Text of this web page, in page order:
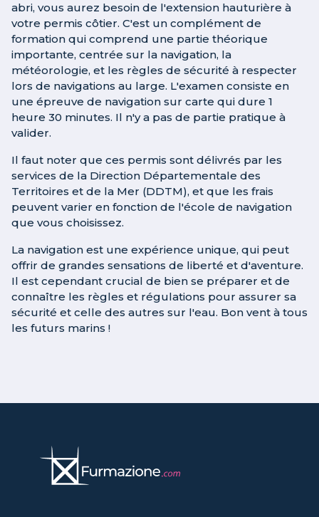
abri, vous aurez besoin de l'extension hauturière à
votre permis côtier. C'est un complément de
formation qui comprend une partie théorique
importante, centrée sur la navigation, la
météorologie, et les règles de sécurité à respecter
lors de navigations au large. L'examen consiste en
une épreuve de navigation sur carte qui dure 1
heure 30 minutes. Il n'y a pas de partie pratique à
valider.
Il faut noter que ces permis sont délivrés par les
services de la Direction Départementale des
Territoires et de la Mer (DDTM), et que les frais
peuvent varier en fonction de l'école de navigation
que vous choisissez.
La navigation est une expérience unique, qui peut
offrir de grandes sensations de liberté et d'aventure.
Il est cependant crucial de bien se préparer et de
connaître les règles et régulations pour assurer sa
sécurité et celle des autres sur l'eau. Bon vent à tous
les futurs marins !